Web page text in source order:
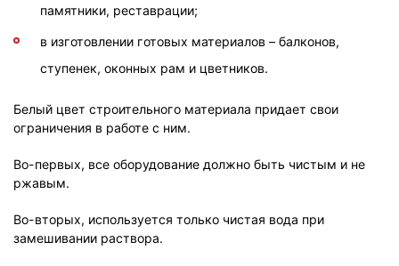
памятники, реставрации;
в изготовлении готовых материалов – балконов,
ступенек, оконных рам и цветников.
Белый цвет строительного материала придает свои
ограничения в работе с ним.
Во-первых, все оборудование должно быть чистым и не
ржавым.
Во-вторых, используется только чистая вода при
замешивании раствора.